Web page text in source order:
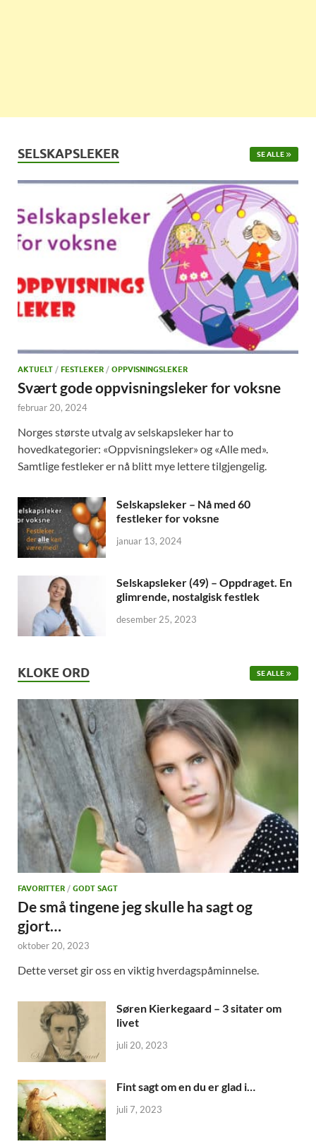
SELSKAPSLEKER SE ALLE
AKTUELT / FESTLEKER / OPPVISNINGSLEKER
Svært gode oppvisningsleker for voksne
februar 20, 2024
Norges største utvalg av selskapsleker har to
hovedkategorier: «Oppvisningsleker» og «Alle med».
Samtlige festleker er nå blitt mye lettere tilgjengelig.
Selskapsleker – Nå med 60
festleker for voksne
januar 13, 2024
Selskapsleker (49) – Oppdraget. En
glimrende, nostalgisk festlek
desember 25, 2023
KLOKE ORD SE ALLE
FAVORITTER / GODT SAGT
De små tingene jeg skulle ha sagt og
gjort…
oktober 20, 2023
Dette verset gir oss en viktig hverdagspåminnelse.
Søren Kierkegaard – 3 sitater om
livet
juli 20, 2023
Fint sagt om en du er glad i…
juli 7, 2023